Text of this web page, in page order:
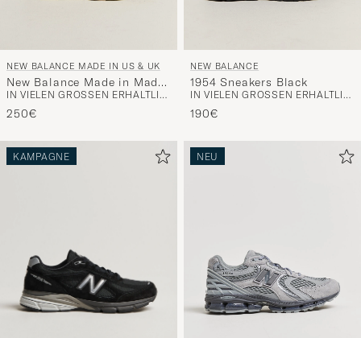
NEW BALANCE MADE IN US & UK
New Balance Made in Made
in UK Allerdale White
Pepper
IN VIELEN GRÖSSEN ERHÄLTLICH
250€
NEW BALANCE
1954 Sneakers Black
IN VIELEN GRÖSSEN ERHÄLTLICH
190€
KAMPAGNE NEU